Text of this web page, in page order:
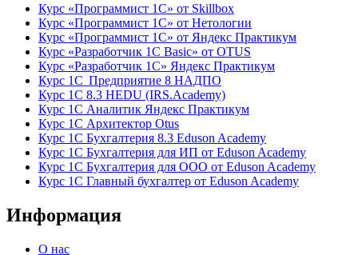
Курс «Программист 1С» от Skillbox
Курс «Программист 1С» от Нетологии
Курс «Программист 1С» от Яндекс Практикум
Курс «Разработчик 1С Basic» от OTUS
Курс «Разработчик 1С» Яндекс Практикум
Курс 1С Предприятие 8 НАДПО
Курс 1С 8.3 HEDU (IRS.Academy)
Курс 1С Аналитик Яндекс Практикум
Курс 1С Архитектор Otus
Курс 1С Бухгалтерия 8.3 Eduson Academy
Курс 1С Бухгалтерия для ИП от Eduson Academy
Курс 1С Бухгалтерия для ООО от Eduson Academy
Курс 1С Главный бухгалтер от Eduson Academy
Информация
О нас